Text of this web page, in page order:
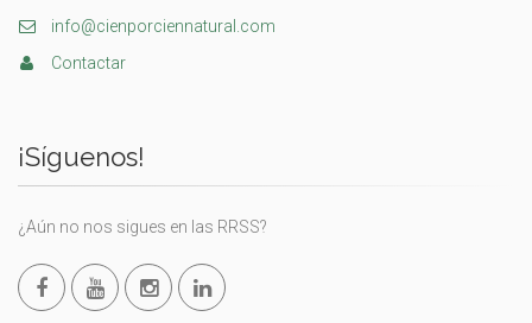
info@cienporciennatural.com
Contactar
¡Síguenos!
¿Aún no nos sigues en las RRSS?